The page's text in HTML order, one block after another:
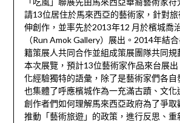
請13位居住於馬來西亞的藝術家，針對
伸創作，並率先於2013年12 月於檳城喬
（Run Amok Gallery）展出。2014年結
籍策展人共同合作並組成策展團隊共同規
本次展覽，預計13位藝術家作品來台展
化經驗獨特的語彙，除了是藝術家們各自
也集體了呼應檳城作為一充滿古蹟、文化
創作者們如何理解馬來西亞政府為了爭取
推動「藝術旅遊」的政策，進行反思、重